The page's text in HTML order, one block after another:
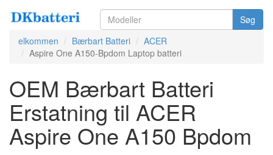
Søg
elkommen
Bærbart Batteri
ACER
Aspire One A150-Bpdom Laptop batteri
OEM Bærbart Batteri
Erstatning til ACER
Aspire One A150 Bpdom